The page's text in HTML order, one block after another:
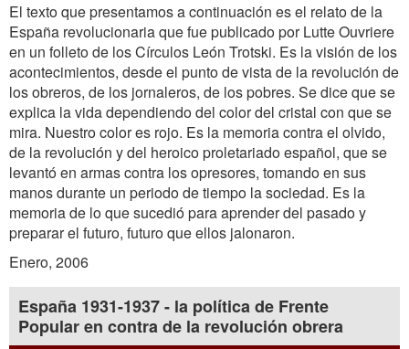
El texto que presentamos a continuación es el relato de la
España revolucionaria que fue publicado por Lutte Ouvriere
en un folleto de los Círculos León Trotski. Es la visión de los
acontecimientos, desde el punto de vista de la revolución de
los obreros, de los jornaleros, de los pobres. Se dice que se
explica la vida dependiendo del color del cristal con que se
mira. Nuestro color es rojo. Es la memoria contra el olvido,
de la revolución y del heroico proletariado español, que se
levantó en armas contra los opresores, tomando en sus
manos durante un periodo de tiempo la sociedad. Es la
memoria de lo que sucedió para aprender del pasado y
preparar el futuro, futuro que ellos jalonaron.
Enero, 2006
España 1931-1937 - la política de Frente
Popular en contra de la revolución obrera